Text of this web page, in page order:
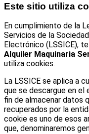
Este sitio utiliza
En cumplimiento de la
Servicios de la
Electrónico (LSSICE),
Alquiler Maquinaria
utiliza cookies.
La LSSICE se aplica a
que se descargue en el
fin de almacenar datos
recuperados por la
cookie es uno de esos
que, denominaremos